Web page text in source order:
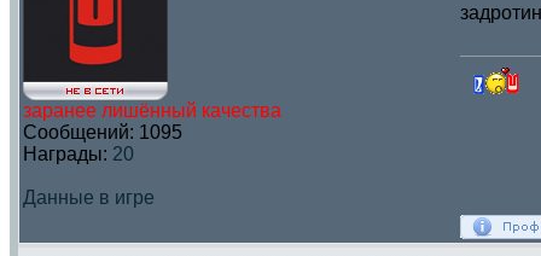
заранее лишённый качества
Сообщений: 1095
Награды: 20
Данные в игре